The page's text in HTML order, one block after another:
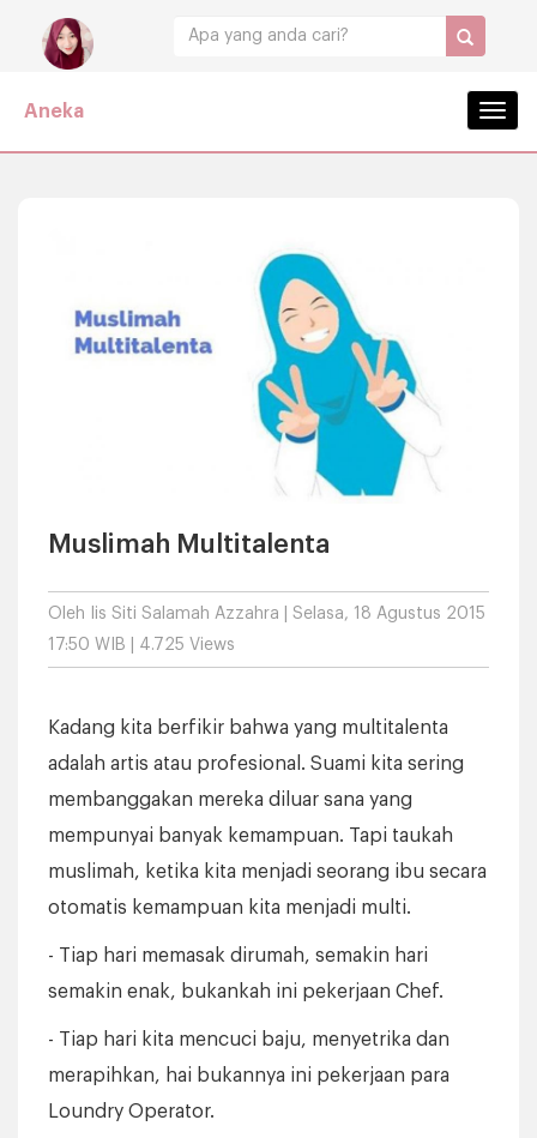
Aneka
Muslimah Multitalenta
Oleh Iis Siti Salamah Azzahra | Selasa, 18 Agustus 2015
17:50 WIB | 4.725 Views
Kadang kita berfikir bahwa yang multitalenta
adalah artis atau profesional. Suami kita sering
membanggakan mereka diluar sana yang
mempunyai banyak kemampuan. Tapi taukah
muslimah, ketika kita menjadi seorang ibu secara
otomatis kemampuan kita menjadi multi.
- Tiap hari memasak dirumah, semakin hari
semakin enak, bukankah ini pekerjaan Chef.
- Tiap hari kita mencuci baju, menyetrika dan
merapihkan, hai bukannya ini pekerjaan para
Loundry Operator.